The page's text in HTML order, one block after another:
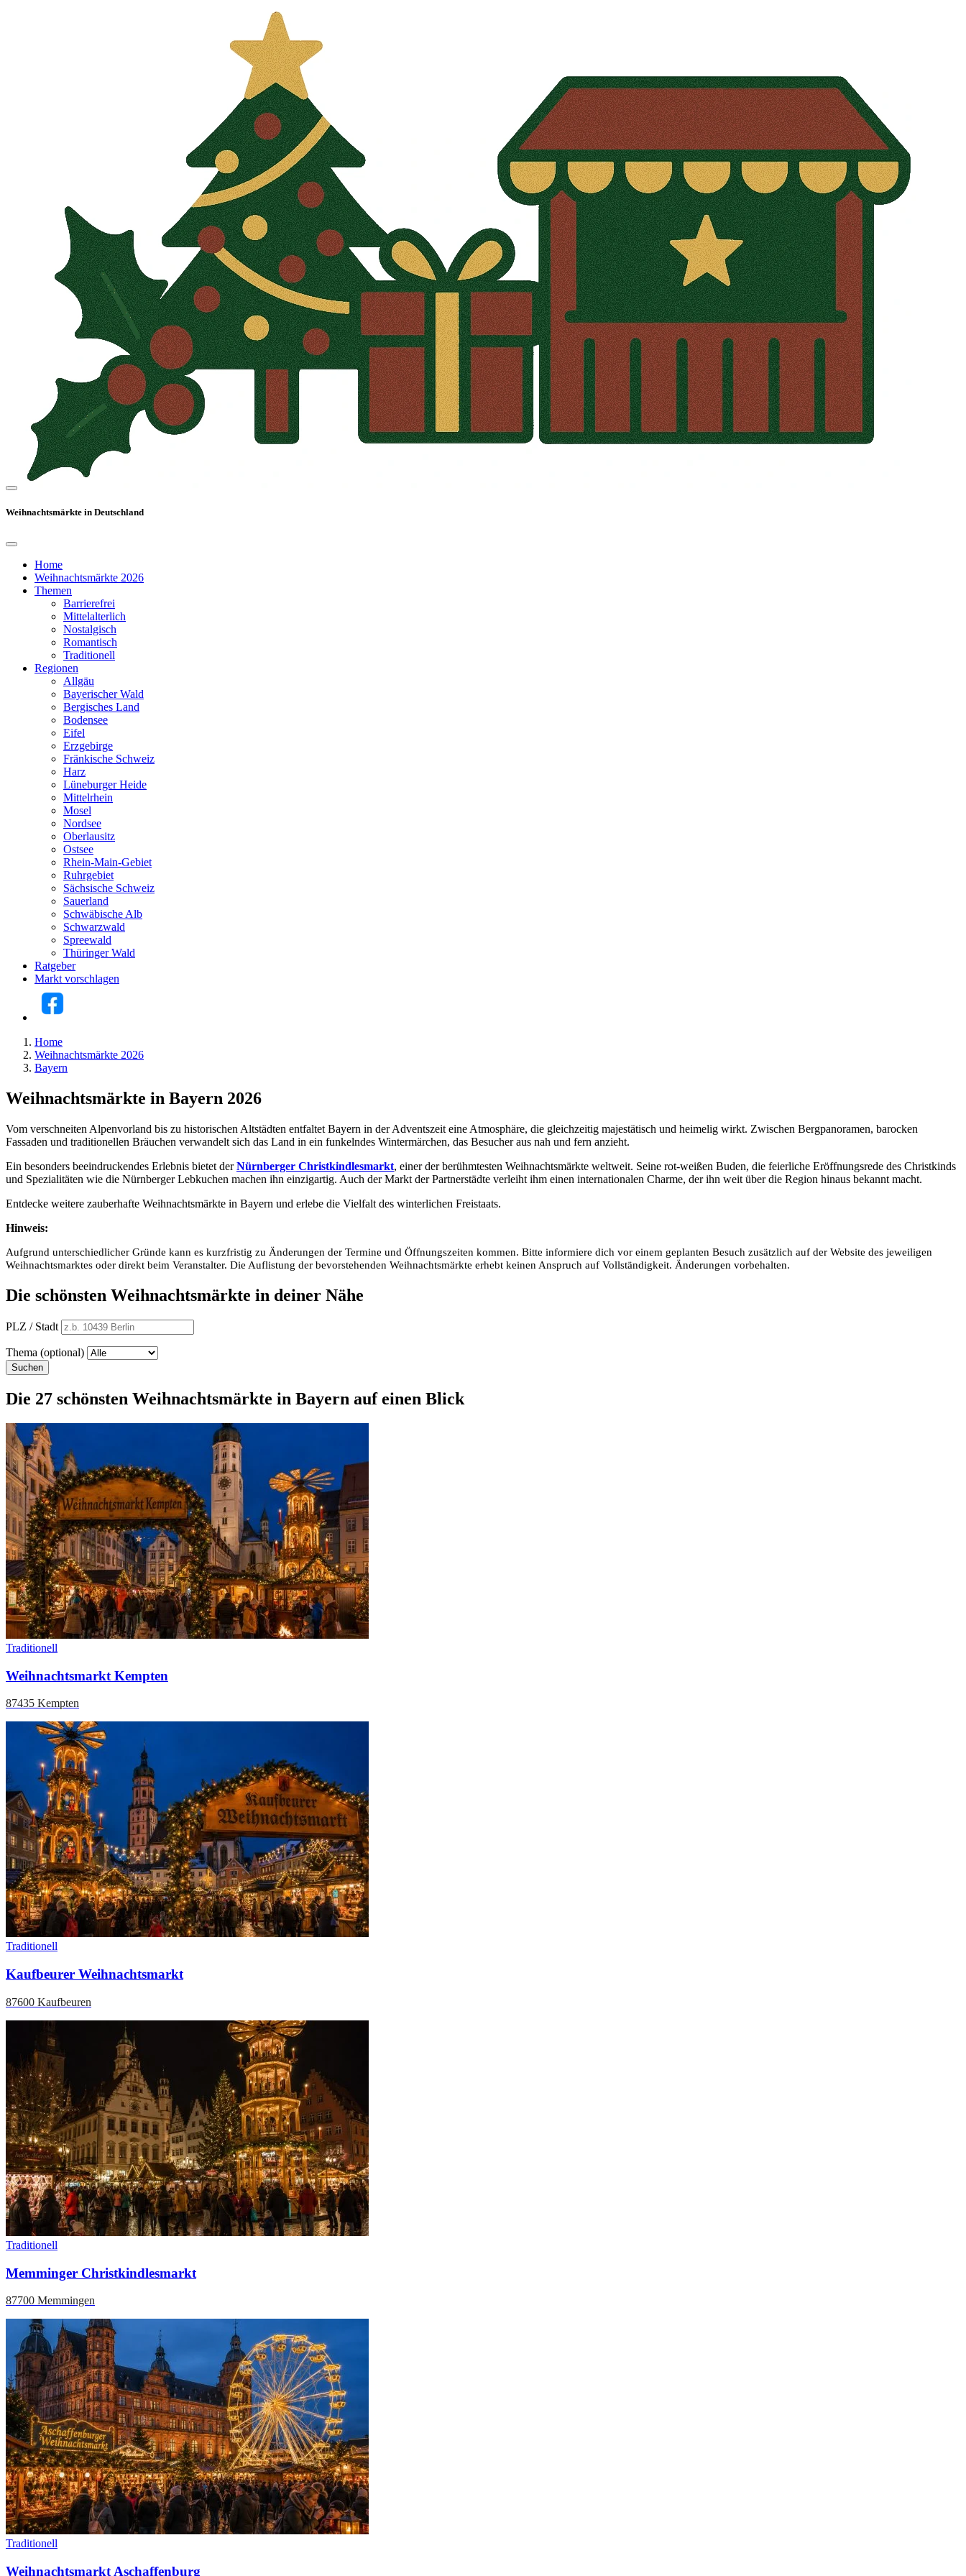
Weihnachtsmärkte in Deutschland
Home
Weihnachtsmärkte 2026
Themen
Barrierefrei
Mittelalterlich
Nostalgisch
Romantisch
Traditionell
Regionen
Allgäu
Bayerischer Wald
Bergisches Land
Bodensee
Eifel
Erzgebirge
Fränkische Schweiz
Harz
Lüneburger Heide
Mittelrhein
Mosel
Nordsee
Oberlausitz
Ostsee
Rhein-Main-Gebiet
Ruhrgebiet
Sächsische Schweiz
Sauerland
Schwäbische Alb
Schwarzwald
Spreewald
Thüringer Wald
Ratgeber
Markt vorschlagen
Home
Weihnachtsmärkte 2026
Bayern
Weihnachtsmärkte in Bayern 2026
Vom verschneiten Alpenvorland bis zu historischen Altstädten entfaltet Bayern in der Adventszeit eine Atmosphäre, die gleichzeitig majestätisch und heimelig wirkt. Zwischen Bergpanoramen, barocken
Fassaden und traditionellen Bräuchen verwandelt sich das Land in ein funkelndes Wintermärchen, das Besucher aus nah und fern anzieht.
Ein besonders beeindruckendes Erlebnis bietet derNürnberger Christkindlesmarkt, einer der berühmtesten Weihnachtsmärkte weltweit. Seine rot-weißen Buden, die feierliche Eröffnungsrede des Christkinds
und Spezialitäten wie die Nürnberger Lebkuchen machen ihn einzigartig. Auch der Markt der Partnerstädte verleiht ihm einen internationalen Charme, der ihn weit über die Region hinaus bekannt macht.
Entdecke weitere zauberhafte Weihnachtsmärkte in Bayern und erlebe die Vielfalt des winterlichen Freistaats.
Hinweis:
Aufgrund unterschiedlicher Gründe kann es kurzfristig zu Änderungen der Termine und Öffnungszeiten kommen. Bitte informiere dich vor einem geplanten Besuch zusätzlich auf der Website des jeweiligen
Weihnachtsmarktes oder direkt beim Veranstalter. Die Auflistung der bevorstehenden Weihnachtsmärkte erhebt keinen Anspruch auf Vollständigkeit. Änderungen vorbehalten.
Die schönsten Weihnachtsmärkte in deiner Nähe
PLZ / Stadt
Thema (optional)
Suchen
Die 27 schönsten Weihnachtsmärkte in Bayern auf einen Blick
Traditionell
Weihnachtsmarkt Kempten
87435 Kempten
Traditionell
Kaufbeurer Weihnachtsmarkt
87600 Kaufbeuren
Traditionell
Memminger Christkindlesmarkt
87700 Memmingen
Traditionell
Weihnachtsmarkt Aschaffenburg